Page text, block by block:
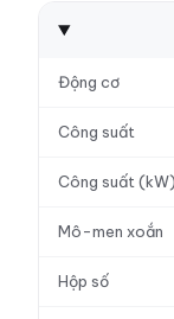
Động cơ
Công suất
Công suất (kW)
Mô-men xoắn
Hộp số